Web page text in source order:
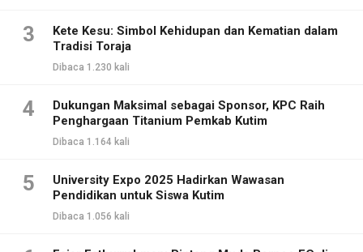
3
Kete Kesu: Simbol Kehidupan dan Kematian dalam
Tradisi Toraja
Dibaca 1.230 kali
4
Dukungan Maksimal sebagai Sponsor, KPC Raih
Penghargaan Titanium Pemkab Kutim
Dibaca 1.164 kali
5
University Expo 2025 Hadirkan Wawasan
Pendidikan untuk Siswa Kutim
Dibaca 1.056 kali